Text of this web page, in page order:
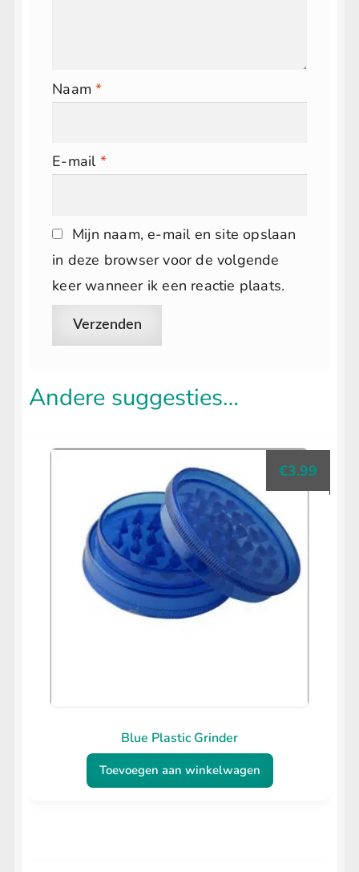
Naam*
E-mail *
Mijn naam, e-mail en site opslaan
in deze browser voor de volgende
keer wanneer ik een reactie plaats.
Andere suggesties…
Blue Plastic Grinder
€3.99
Toevoegen aan winkelwagen